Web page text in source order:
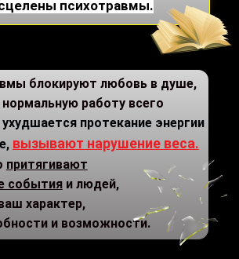
психотравмы.
блокируют любовь в душе,
работу всего
ухудшается протекание энергии
вызывают нарушение веса.
притягивают
событияи людей,
характер,
и возможности.